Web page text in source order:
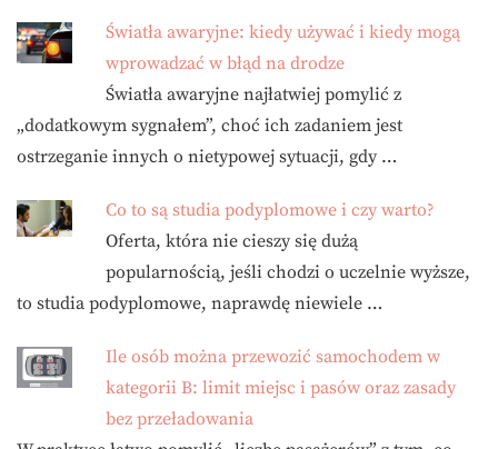
Światła awaryjne: kiedy używać i kiedy mogą
wprowadzać w błąd na drodze
Światła awaryjne najłatwiej pomylić z
„dodatkowym sygnałem”, choć ich zadaniem jest
ostrzeganie innych o nietypowej sytuacji, gdy …
Co to są studia podyplomowe i czy warto?
Oferta, która nie cieszy się dużą
popularnością, jeśli chodzi o uczelnie wyższe,
to studia podyplomowe, naprawdę niewiele …
Ile osób można przewozić samochodem w
kategorii B: limit miejsc i pasów oraz zasady
bez przeładowania